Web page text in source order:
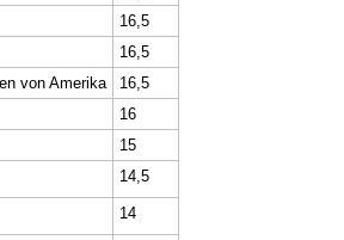
16,5
16,5
von Amerika
16,5
16
15
14,5
14